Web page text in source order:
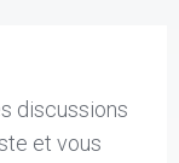
discussions
et vous